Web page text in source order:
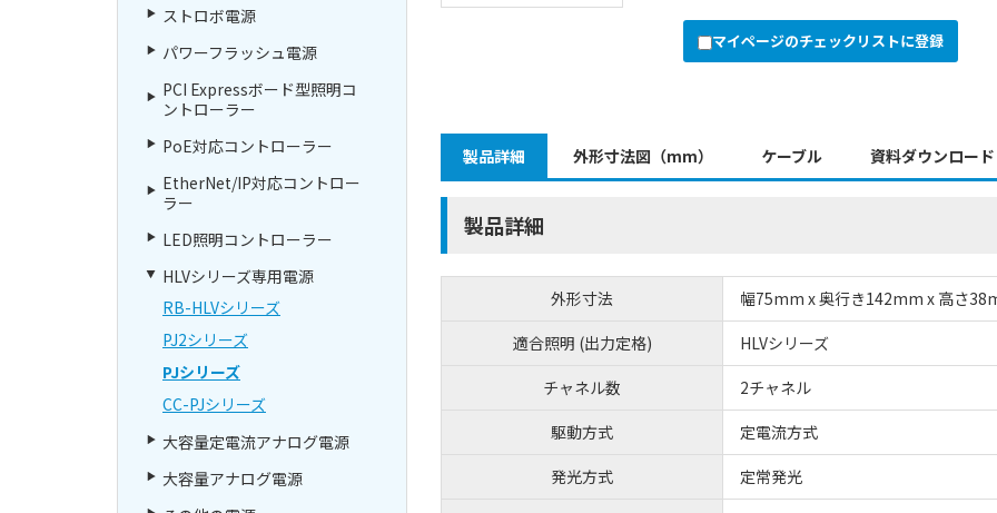
マイページのチェックリストに登録
製品詳細 外形寸法図（mm） ケーブル 資料ダウンロード
製品詳細
外形寸法
幅75mm x 奥行き142mm x 高さ
適合照明 (出力定格)
HLVシリーズ
チャネル数
2チャネル
駆動方式
定電流方式
発光方式
定常発光
ストロボ電源
パワーフラッシュ電源
PCI Expressボード型照明コ
ントローラー
PoE対応コントローラー
EtherNet/IP対応コントロー
ラー
LED照明コントローラー
HLVシリーズ専用電源
RB-HLVシリーズ
PJ2シリーズ
PJシリーズ
CC-PJシリーズ
大容量定電流アナログ電源
大容量アナログ電源